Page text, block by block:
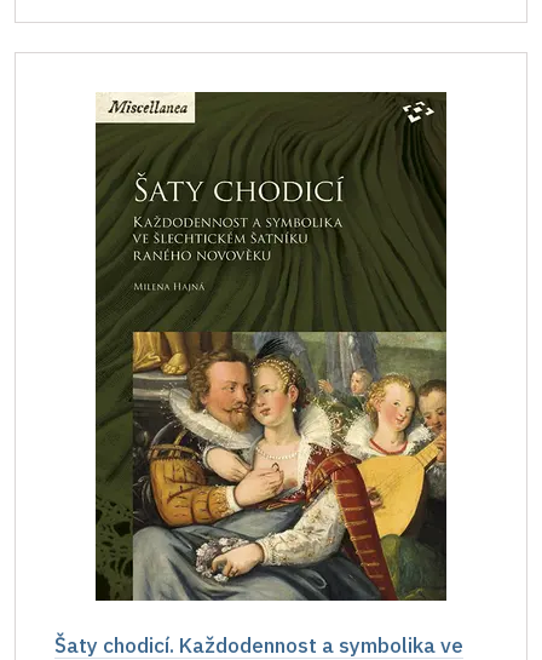
Šaty chodicí. Každodennost a symbolika ve